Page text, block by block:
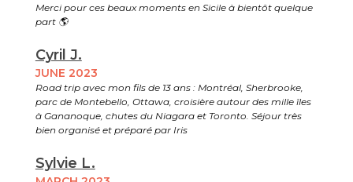
Merci pour ces beaux moments en Sicile à bientôt quelque
part 🌎
Cyril J.
JUNE 2023
Road trip avec mon fils de 13 ans : Montréal, Sherbrooke,
parc de Montebello, Ottawa, croisière autour des mille îles
à Gananoque, chutes du Niagara et Toronto. Séjour très
bien organisé et préparé par Iris
Sylvie L.